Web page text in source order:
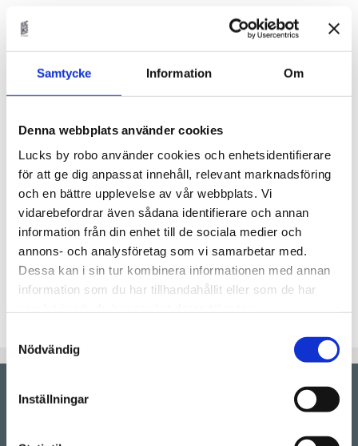
Samtycke Information Om
Denna webbplats använder cookies
Lucks by robo använder cookies och enhetsidentifierare
för att ge dig anpassat innehåll, relevant marknadsföring
och en bättre upplevelse av vår webbplats. Vi
vidarebefordrar även sådana identifierare och annan
information från din enhet till de sociala medier och
annons- och analysföretag som vi samarbetar med.
Dessa kan i sin tur kombinera informationen med annan
information som du har tillhandahållit eller som de har
Nödvändig
Inställningar
8 st
Antal
KÖP
Lagerstatus
Beställningsvara.Leveranstid 6-
9 veckor
Artikelnr
PKCO4080-LF8
Showroom by